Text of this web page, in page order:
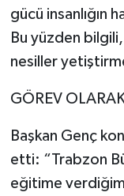
gücü insanlığın
Bu yüzden
nesiller
GÖREV
Başkan Genç
etti: “Trabzon
eğitime